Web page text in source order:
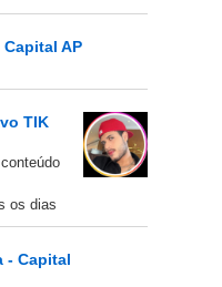
Capital AP
TIK
os dias
- Capital